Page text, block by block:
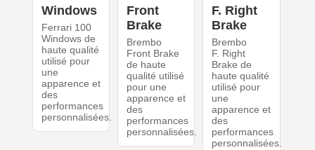
Windows
Ferrari 100
Windows de
haute qualité
utilisé pour
une
apparence et
des
performances
personnalisées.
Front
Brake
Brembo
Front Brake
de haute
qualité utilisé
pour une
apparence et
des
performances
personnalisées.
F. Right
Brake
Brembo
F. Right
Brake de
haute qualité
utilisé pour
une
apparence et
des
performances
personnalisées.